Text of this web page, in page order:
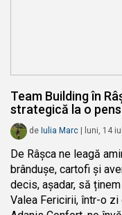
Team Building în
strategică la o
de Iulia Marc luni, 14
De Râșca ne leagă
brândușe, cartofi și
decis, așadar, să
Valea Fericirii, într-o zi